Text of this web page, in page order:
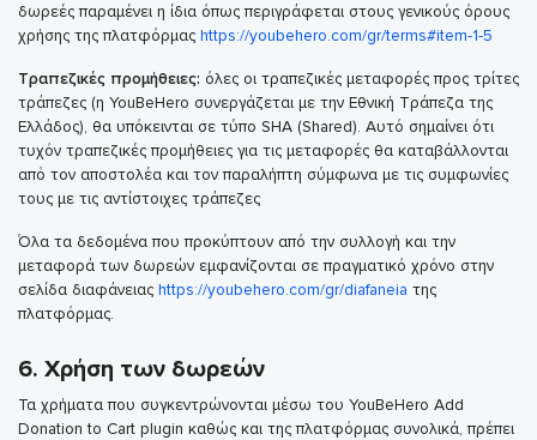
δωρεές παραμένει η ίδια όπως περιγράφεται στους γενικούς όρους
χρήσης της πλατφόρμας https://youbehero.com/gr/terms#item-1-5
Τραπεζικές προμήθειες: όλες οι τραπεζικές μεταφορές προς τρίτες
τράπεζες (η YouBeHero συνεργάζεται με την Εθνική Τράπεζα της
Ελλάδος), θα υπόκεινται σε τύπο SHA (Shared). Αυτό σημαίνει ότι
τυχόν τραπεζικές προμήθειες για τις μεταφορές θα καταβάλλονται
από τον αποστολέα και τον παραλήπτη σύμφωνα με τις συμφωνίες
τους με τις αντίστοιχες τράπεζες
Όλα τα δεδομένα που προκύπτουν από την συλλογή και την
μεταφορά των δωρεών εμφανίζονται σε πραγματικό χρόνο στην
σελίδα διαφάνειας https://youbehero.com/gr/diafaneia της
πλατφόρμας.
6. Χρήση των δωρεών
Τα χρήματα που συγκεντρώνονται μέσω του YouBeHero Add
Donation to Cart plugin καθώς και της πλατφόρμας συνολικά, πρέπει